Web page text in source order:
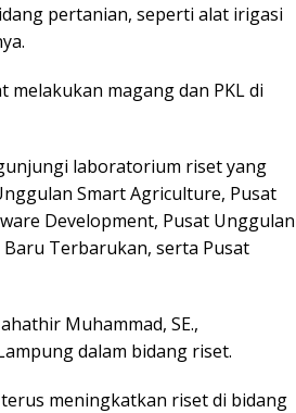
pertanian, seperti alat irigasi
magang dan PKL di
laboratorium riset yang
Smart Agriculture, Pusat
Development, Pusat Unggulan
Terbarukan, serta Pusat
Muhammad, SE.,
dalam bidang riset.
meningkatkan riset di bidang